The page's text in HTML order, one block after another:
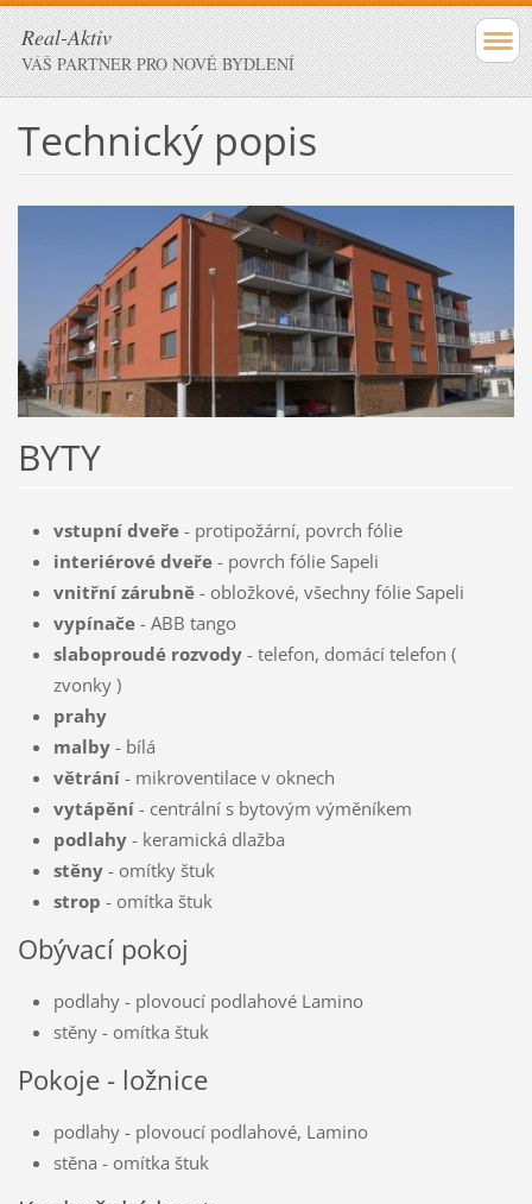
Real-Aktiv
VÁŠ PARTNER PRO NOVÉ BYDLENÍ
Technický popis
BYTY
vstupní dveře- protipožární, povrch fólie
interiérové dveře- povrch fólie Sapeli
vnitřní zárubně- obložkové, všechny fólie Sapeli
vypínače- ABB tango
slaboproudé rozvody- telefon, domácí telefon (
zvonky )
prahy
malby- bílá
větrání- mikroventilace v oknech
vytápění- centrální s bytovým výměníkem
podlahy- keramická dlažba
stěny- omítky štuk
strop - omítka štuk
Obývací pokoj
podlahy - plovoucí podlahové Lamino
stěny - omítka štuk
Pokoje - ložnice
podlahy - plovoucí podlahové, Lamino
stěna - omítka štuk